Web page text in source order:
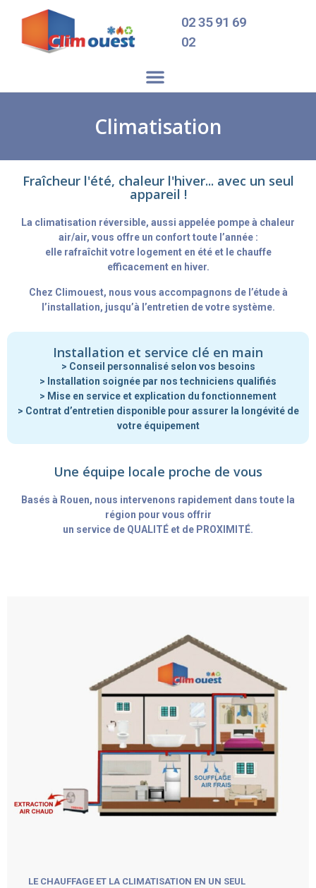
02 35 91 69
02
Climatisation
Fraîcheur l'été, chaleur l'hiver... avec un seul
appareil !
La climatisation réversible, aussi appelée pompe à chaleur
air/air, vous offre un confort toute l’année :
elle rafraîchit votre logement en été et le chauffe
efficacement en hiver.
Chez Climouest, nous vous accompagnons de l’étude à
l’installation, jusqu’à l’entretien de votre système.
Installation et service clé en main
> Conseil personnalisé selon vos besoins
> Installation soignée par nos techniciens qualifiés
> Mise en service et explication du fonctionnement
> Contrat d’entretien disponible pour assurer la longévité de
votre équipement
Une équipe locale proche de vous
Basés à Rouen, nous intervenons rapidement dans toute la
région pour vous offrir
un service de QUALITÉ et de PROXIMITÉ.
LE CHAUFFAGE ET LA CLIMATISATION EN UN SEUL